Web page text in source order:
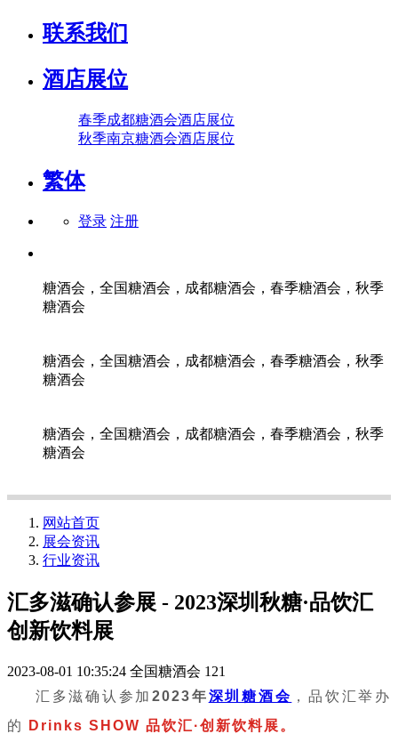
联系我们
酒店展位
春季成都糖酒会酒店展位
秋季南京糖酒会酒店展位
繁体
登录 注册
糖酒会，全国糖酒会，成都糖酒会，春季糖酒会，秋季
糖酒会
糖酒会，全国糖酒会，成都糖酒会，春季糖酒会，秋季
糖酒会
糖酒会，全国糖酒会，成都糖酒会，春季糖酒会，秋季
糖酒会
网站首页
展会资讯
行业资讯
汇多滋确认参展 - 2023深圳秋糖·品饮汇
创新饮料展
2023-08-01 10:35:24 全国糖酒会 121
汇多滋确认参加2023年深圳糖酒会 ，品饮汇举办
的
Drinks SHOW 品饮汇·创新饮料展。